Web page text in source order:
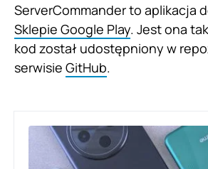
ServerCommander to aplikacja
Sklepie Google Play. Jest ona
kod został udostępniony w
serwisie GitHub.